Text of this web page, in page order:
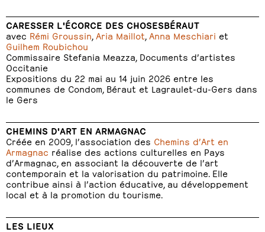
CARESSER L'ÉCORCE DES CHOSESBÉRAUT
avec Rémi Groussin Aria Maillot Anna Meschiari et
Guilhem Roubichou
Commissaire Stefania Meazza, Documents d’artistes
Occitanie
Expositions du 22 mai au 14 juin 2026 entre les
communes de Condom, Béraut et Lagraulet-du-Gers dans
le Gers
CHEMINS D'ART EN ARMAGNAC
Créée en 2009, l’association des Chemins d’Art en
Armagnac réalise des actions culturelles en Pays
d’Armagnac, en associant la découverte de l’art
contemporain et la valorisation du patrimoine. Elle
contribue ainsi à l’action éducative, au développement
local et à la promotion du tourisme.
LES LIEUX